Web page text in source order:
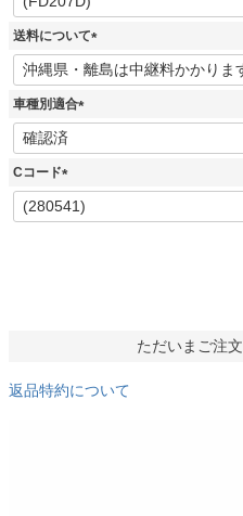
必
須
送料について
(
必
車種別適合
(
Cコード
(
必
ただいまご注
返品特約について